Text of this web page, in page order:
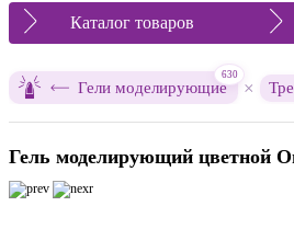
Каталог товаров
Гели моделирующие
630
×
Гель моделирующий цветной